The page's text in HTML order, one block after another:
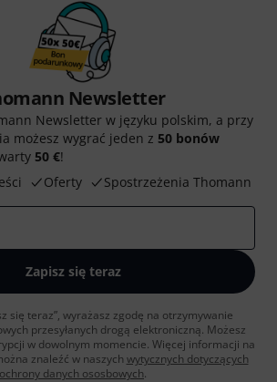
Newsletter
Newsletter w języku polskim, a przy
możesz wygrać jeden z 50 bonów
50 €!
Oferty Spostrzeżenia Thomann
Zapisz się teraz
się teraz”, wyrażasz zgodę na otrzymywanie
przesyłanych drogą elektroniczną. Możesz
w dowolnym momencie. Więcej informacji na
znaleźć w naszych wytycznych dotyczących
ochrony danych ososbowych.